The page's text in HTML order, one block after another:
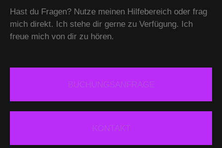
Hast du Fragen? Nutze meinen Hilfebereich oder frag
mich direkt. Ich stehe dir gerne zu Verfügung. Ich
freue mich von dir zu hören.
BUCHUNGSANFRAGE
KONTAKT